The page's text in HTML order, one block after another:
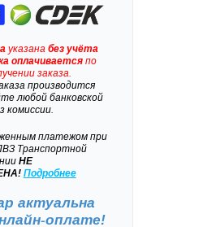
указанабез учёта
оплачивается по
заказа.
производится
любой банковской
комиссии.
платежом при
Транспортной
НЕ
Подробнее
актуальна
оплате!